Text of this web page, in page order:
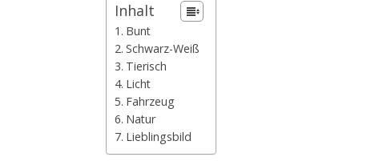
Inhalt
Bunt
Schwarz-Weiß
Tierisch
Licht
Fahrzeug
Natur
Lieblingsbild